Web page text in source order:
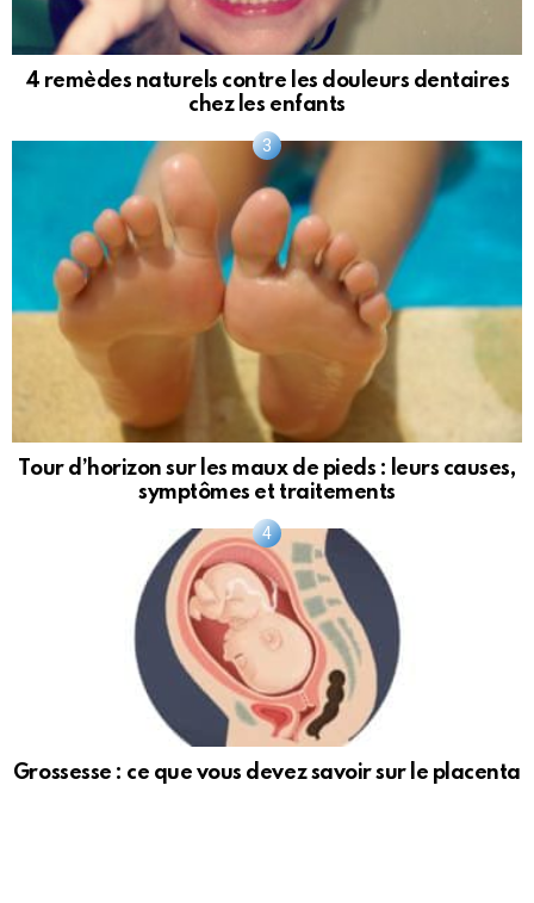
4 remèdes naturels contre les douleurs dentaires
chez les enfants
Tour d’horizon sur les maux de pieds : leurs causes,
symptômes et traitements
Grossesse : ce que vous devez savoir sur le placenta